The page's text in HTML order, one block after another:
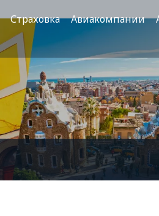
Страховка Авиакомпании